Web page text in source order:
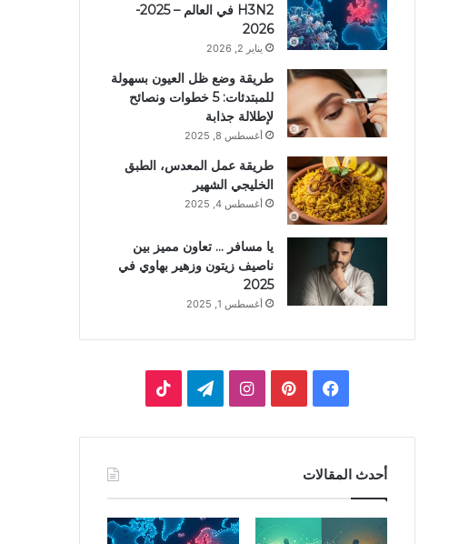
H3N2 في العالم – 2025-
2026
يناير 2, 2026
طريقة وضع ظل العيون بسهولة
للمبتدئات: 5 خطوات ونصائح
لإطلالة جذابة
أغسطس 8, 2025
طريقة عمل المعدس، الطبق
الخليجي الشهير
أغسطس 4, 2025
يا مسافر … تعاون مميز بين
ناصيف زيتون وزهير بهاوي في
2025
أغسطس 1, 2025
ب
ب
ت
ي
ا
ت
ق
ق
ر
k
T
أحدث المقالات